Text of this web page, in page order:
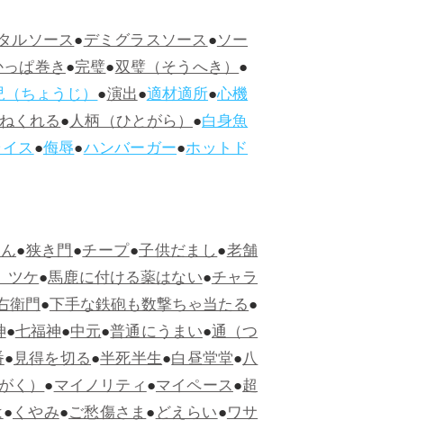
ルソース●デミグラスソース●ソー
ぱ巻き●完璧●双璧（そうへき）●
（ちょうじ）●演出●適材適所●心機
くれる●人柄（ひとがら）●白身魚
ス●侮辱●ハンバーガー●ホットド
●狭き門●チープ●子供だまし●老舗
ツケ●馬鹿に付ける薬はない●チャラ
衛門●下手な鉄砲も数撃ちゃ当たる●
●七福神●中元●普通にうまい●通（つ
●見得を切る●半死半生●白昼堂堂●八
く）●マイノリティ●マイペース●超
●くやみ●ご愁傷さま●どえらい●ワサ